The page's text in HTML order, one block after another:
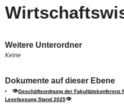
Weitere Unterordner
Keine
Dokumente auf dieser Ebene
👁Geschäftsordnung der Fakultätskonferenz
Lesefassung Stand 2025👁